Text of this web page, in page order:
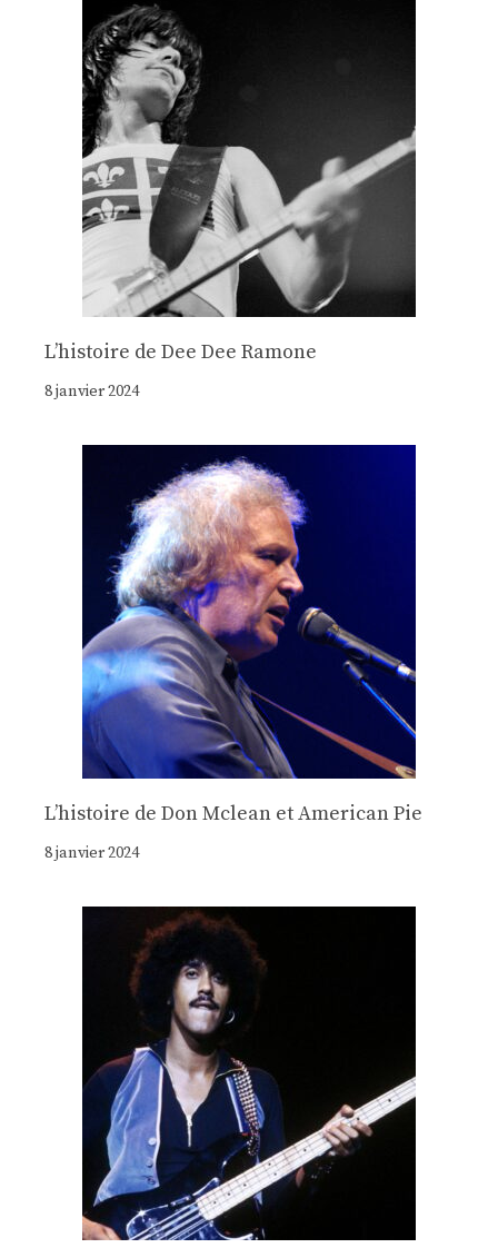
Lʼhistoire de Dee Dee Ramone
8 janvier 2024
Lʼhistoire de Don Mclean et American Pie
8 janvier 2024